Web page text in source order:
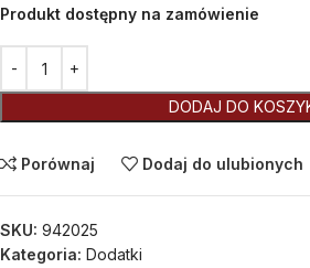
Produkt dostępny na zamówienie
DODAJ DO
Porównaj Dodaj do ulubionych
SKU: 942025
Kategoria: Dodatki